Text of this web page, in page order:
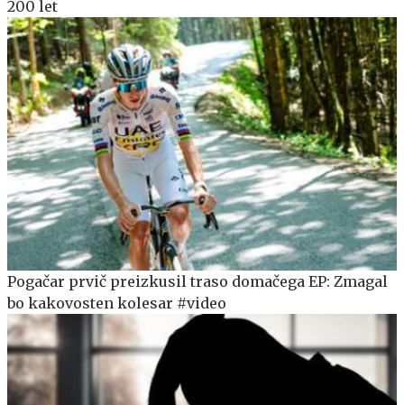
200 let
Pogačar prvič preizkusil traso domačega EP: Zmagal
bo kakovosten kolesar #video